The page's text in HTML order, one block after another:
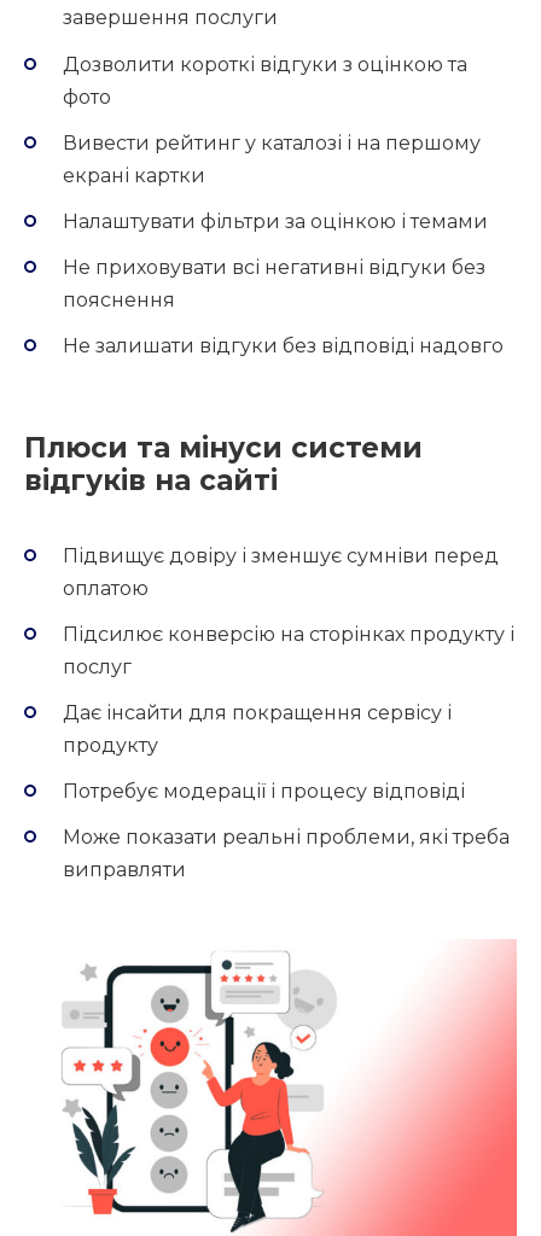
завершення послуги
Дозволити короткі відгуки з оцінкою та
фото
Вивести рейтинг у каталозі і на першому
екрані картки
Налаштувати фільтри за оцінкою і темами
Не приховувати всі негативні відгуки без
пояснення
Не залишати відгуки без відповіді надовго
Плюси та мінуси системи
відгуків на сайті
Підвищує довіру і зменшує сумніви перед
оплатою
Підсилює конверсію на сторінках продукту і
послуг
Дає інсайти для покращення сервісу і
продукту
Потребує модерації і процесу відповіді
Може показати реальні проблеми, які треба
виправляти